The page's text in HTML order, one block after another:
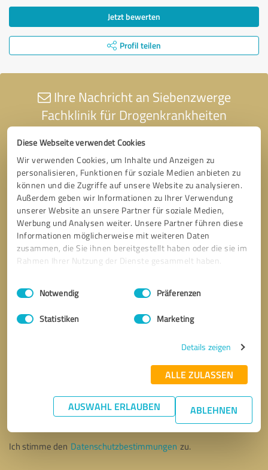
Diese Webseite verwendet Cookies
Wir verwenden Cookies, um Inhalte und Anzeigen zu
personalisieren, Funktionen für soziale Medien anbieten zu
können und die Zugriffe auf unsere Website zu analysieren.
Außerdem geben wir Informationen zu Ihrer Verwendung
unserer Website an unsere Partner für soziale Medien,
Werbung und Analysen weiter. Unsere Partner führen diese
Informationen möglicherweise mit weiteren Daten
zusammen, die Sie ihnen bereitgestellt haben oder die sie im
Rahmen Ihrer Nutzung der Dienste gesammelt haben.
Impressum Datenschutzbestimmungen
Einwilligungsauswahl
Notwendig Präferenzen
Statistiken Marketing
Details zeigen
ALLE ZULASSEN
AUSWAHL ERLAUBEN ABLEHNEN
Jetzt bewerten
Profil teilen
Ihre Nachricht an Siebenzwerge
Fachklinik für Drogenkrankheiten
* Erforderliche Angaben
Nachricht senden
Ich stimme den Datenschutzbestimmungen zu.